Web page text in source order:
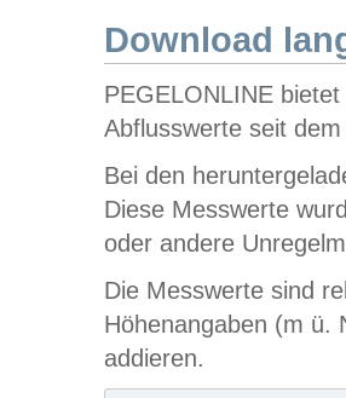
Download
PEGELONLINE
Abflusswerte seit
Bei den
Diese Messwerte
oder andere
Die Messwerte sind
Höhenangaben (m ü.
addieren.